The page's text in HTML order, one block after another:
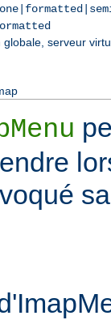
globale, serveur